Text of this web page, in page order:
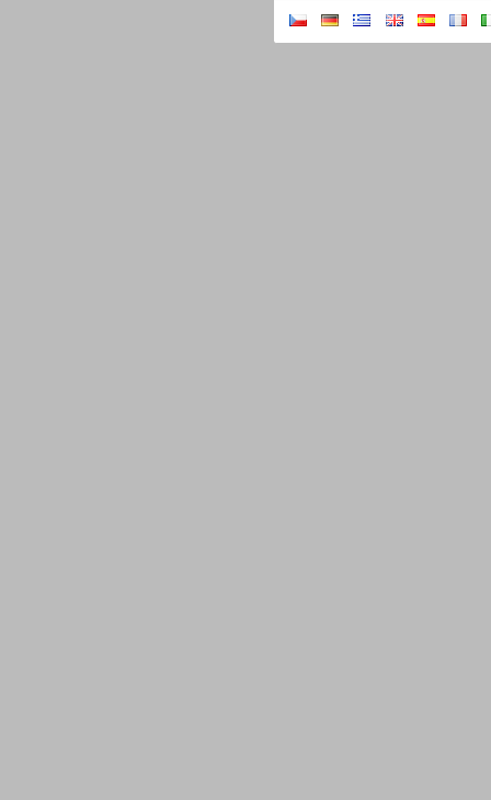
Knihovna Karla